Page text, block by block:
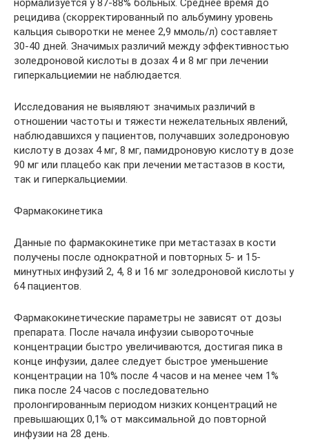
нормализуется у 87-88% больных. Среднее время до
рецидива (скорректированный по альбумину уровень
кальция сыворотки не менее 2,9 ммоль/л) составляет
30-40 дней. Значимых различий между эффективностью
золедроновой кислоты в дозах 4 и 8 мг при лечении
гиперкальциемии не наблюдается.
Исследования не выявляют значимых различий в
отношении частоты и тяжести нежелательных явлений,
наблюдавшихся у пациентов, получавших золедроновую
кислоту в дозах 4 мг, 8 мг, памидроновую кислоту в дозе
90 мг или плацебо как при лечении метастазов в кости,
так и гиперкальциемии.
Фармакокинетика
Данные по фармакокинетике при метастазах в кости
получены после однократной и повторных 5- и 15-
минутных инфузий 2, 4, 8 и 16 мг золедроновой кислоты у
64 пациентов.
Фармакокинетические параметры не зависят от дозы
препарата. После начала инфузии сывороточные
концентрации быстро увеличиваются, достигая пика в
конце инфузии, далее следует быстрое уменьшение
концентрации на 10% после 4 часов и на менее чем 1%
пика после 24 часов с последовательно
пролонгированным периодом низких концентраций не
превышающих 0,1% от максимальной до повторной
инфузии на 28 день.